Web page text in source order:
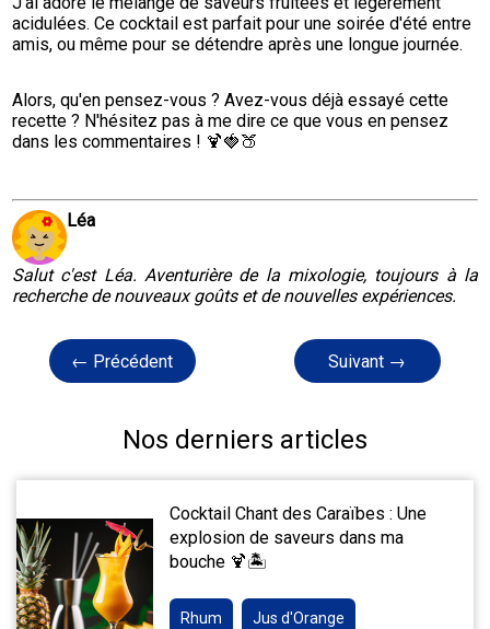
acidulées. Ce cocktail est parfait pour une soirée d'été entre
amis, ou même pour se détendre après une longue journée.
Alors, qu'en pensez-vous ? Avez-vous déjà essayé cette
recette ? N'hésitez pas à me dire ce que vous en pensez
dans les commentaires ! 🍹🍓🍑
Léa
Salut c'est Léa. Aventurière de la mixologie, toujours à la
recherche de nouveaux goûts et de nouvelles expériences.
← Précédent Suivant →
Nos derniers articles
Cocktail Chant des Caraïbes : Une
explosion de saveurs dans ma
bouche 🍹🏝️
Rhum Jus d'Orange